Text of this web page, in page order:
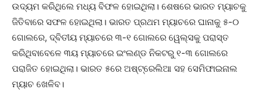
ଉଦ୍ୟମ କରିଥିଲେ ମଧ୍ୟ ବିଫଳ ହୋଇଥିଲା। ଶେଷରେ ଭାରତ ମ୍ୟାଚକୁ
ଜିତିବାରେ ସଫଳ ହୋଇଥିଲା। ଭାରତ ପ୍ରଥମ ମ୍ୟାଚରେ ଘାନାକୁ ୫-୦
ଗୋଲରେ, ଦ୍ବିତୀୟ ମ୍ୟାଚରେ ୩-୧ ଗୋଲରେ ୱେଲ୍‌ସକୁ ପରାସ୍ତ
କରିଥିବାବେଳେ ୩ୟ ମ୍ୟାଚରେ ଇଂଲଣ୍ଡ ନିକଟରୁ ୧-୩ ଗୋଲରେ
ପରାଜିତ ହୋଇଥିଲା। ଭାରତ ୫​ରେ‌ ଅଷ୍ଟ୍ରେଲିଆ ସହ ସେମିଫାଇନାଲ
ମ୍ୟାଚ ଖେଳିବ।